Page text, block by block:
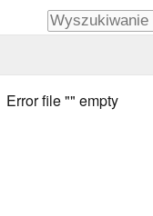
Error file "" empty